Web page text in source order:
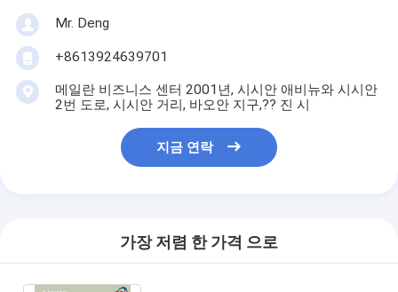
Mr. Deng
+8613924639701
메일란 비즈니스 센터 2001년, 시시안 애비뉴와 시시안
2번 도로, 시시안 거리, 바오안 지구,?? 진 시
지금 연락
가장 저렴 한 가격 으로